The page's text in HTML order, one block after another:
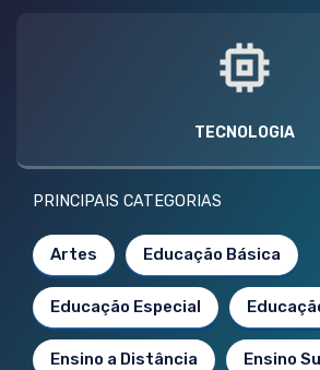
TECNOLOGIA
PRINCIPAIS CATEGORIAS
Artes Educação Básica
Educação Especial
Ensino a Distância Ensino